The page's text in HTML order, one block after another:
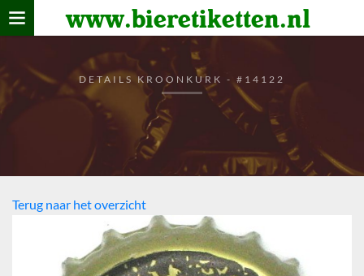
www.bieretiketten.nl
Home
De bierkaart
DETAILS KROONKURK - #14122
Terug naar het overzicht